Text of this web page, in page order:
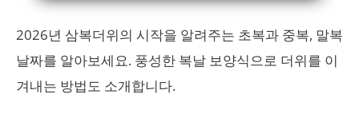
2026년 삼복더위의 시작을 알려주는 초복과 중복, 말복
날짜를 알아보세요. 풍성한 복날 보양식으로 더위를 이
겨내는 방법도 소개합니다.